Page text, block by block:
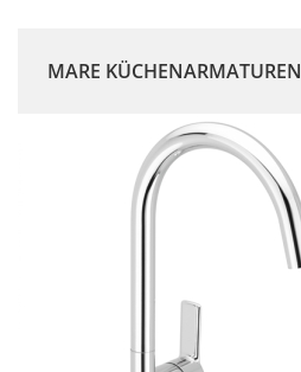
MARE KÜCHENARMATUREN